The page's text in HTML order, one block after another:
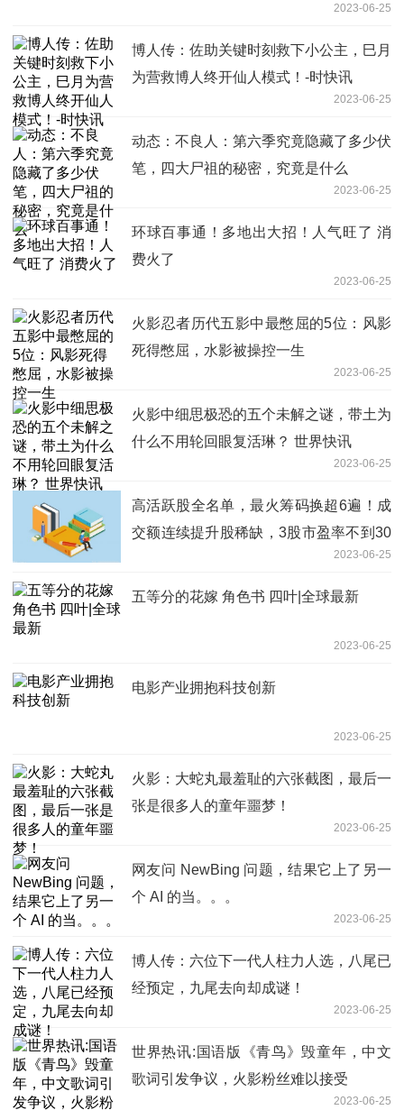
2023-06-25
博人传：佐助关键时刻救下小公主，巳月
为营救博人终开仙人模式！-时快讯
2023-06-25
动态：不良人：第六季究竟隐藏了多少伏
笔，四大尸祖的秘密，究竟是什么
2023-06-25
环球百事通！多地出大招！人气旺了 消
费火了
2023-06-25
火影忍者历代五影中最憋屈的5位：风影
死得憋屈，水影被操控一生
2023-06-25
火影中细思极恐的五个未解之谜，带土为
什么不用轮回眼复活琳？ 世界快讯
2023-06-25
高活跃股全名单，最火筹码换超6遍！成
交额连续提升股稀缺，3股市盈率不到30
2023-06-25
五等分的花嫁 角色书 四叶|全球最新
2023-06-25
电影产业拥抱科技创新
2023-06-25
火影：大蛇丸最羞耻的六张截图，最后一
张是很多人的童年噩梦！
2023-06-25
网友问 NewBing 问题，结果它上了另一
个 AI 的当。。。
2023-06-25
博人传：六位下一代人柱力人选，八尾已
经预定，九尾去向却成谜！
2023-06-25
世界热讯:国语版《青鸟》毁童年，中文
歌词引发争议，火影粉丝难以接受
2023-06-25